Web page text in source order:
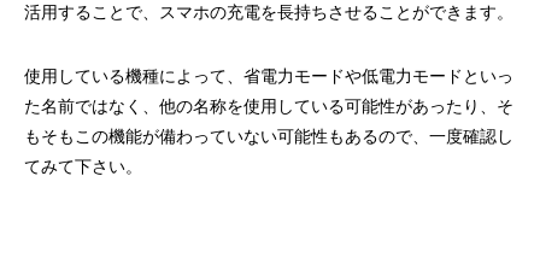
活用することで、スマホの充電を長持ちさせることができます。
使用している機種によって、省電力モードや低電力モードといっ
た名前ではなく、他の名称を使用している可能性があったり、そ
もそもこの機能が備わっていない可能性もあるので、一度確認し
てみて下さい。